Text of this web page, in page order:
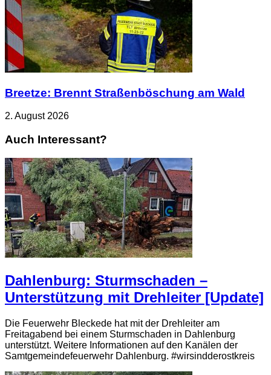
Breetze: Brennt Straßenböschung am Wald
2. August 2026
Auch Interessant?
Dahlenburg: Sturmschaden –
Unterstützung mit Drehleiter [Update]
Die Feuerwehr Bleckede hat mit der Drehleiter am
Freitagabend bei einem Sturmschaden in Dahlenburg
unterstützt. Weitere Informationen auf den Kanälen der
Samtgemeindefeuerwehr Dahlenburg. #wirsindderostkreis